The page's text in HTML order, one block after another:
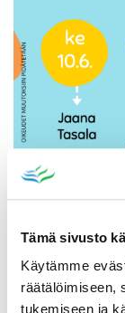
Tämä sivusto
Käytämme
räätälöimiseen,
tukemiseen ja
Katso